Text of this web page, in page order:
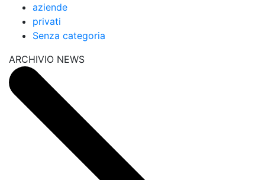
aziende
privati
Senza categoria
ARCHIVIO NEWS